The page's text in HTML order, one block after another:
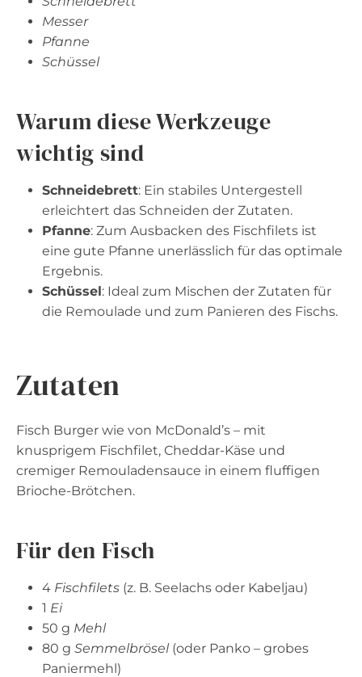
Messer
Pfanne
Schüssel
Warum diese Werkzeuge
wichtig sind
Schneidebrett: Ein stabiles Untergestell
erleichtert das Schneiden der Zutaten.
Pfanne: Zum Ausbacken des Fischfilets ist
eine gute Pfanne unerlässlich für das optimale
Ergebnis.
Schüssel: Ideal zum Mischen der Zutaten für
die Remoulade und zum Panieren des Fischs.
Zutaten
Fisch Burger wie von McDonald’s – mit
knusprigem Fischfilet, Cheddar-Käse und
cremiger Remouladensauce in einem fluffigen
Brioche-Brötchen.
Für den Fisch
4 Fischfilets (z. B. Seelachs oder Kabeljau)
1 Ei
50 g Mehl
80 g Semmelbrösel(oder Panko – grobes
Paniermehl)